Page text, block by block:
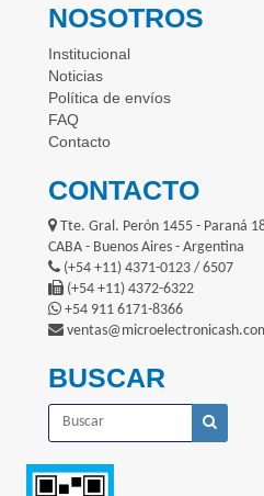
NOSOTROS
Institucional
Noticias
Política de envíos
FAQ
Contacto
CONTACTO
Tte. Gral. Perón 1455 - Paraná
CABA - Buenos Aires - Argentina
(+54 +11) 4371-0123 / 6507
(+54 +11) 4372-6322
+54 911 6171-8366
BUSCAR